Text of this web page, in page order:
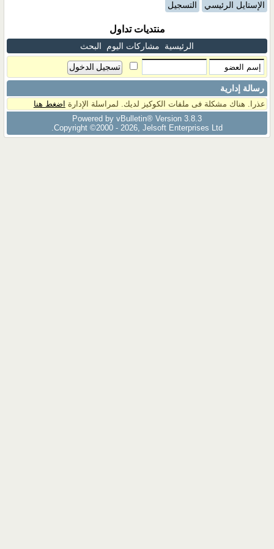
الإستايل الرئيسي التسجيل
منتديات تداول
الرئيسية مشاركات اليوم البحث
رسالة إدارية
عذرا. هناك مشكلة فى ملفات الكوكيز لديك. لمراسلة الإدارة اضغط هنا
Powered by vBulletin® Version 3.8.3
Copyright ©2000 - 2026, Jelsoft Enterprises Ltd.